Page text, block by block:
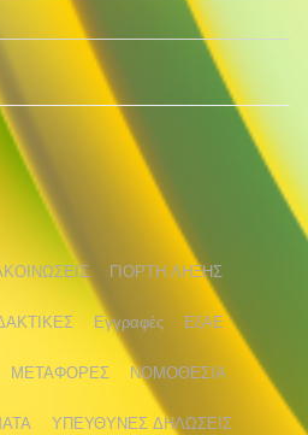
ΓΙΟΡΤΗ ΛΗΞΗΣ
Εγγραφές ΕξΑΕ
ΜΕΤΑΦΟΡΕΣ ΝΟΜΟΘΕΣΙΑ
ΥΠΕΥΘΥΝΕΣ ΔΗΛΩΣΕΙΣ